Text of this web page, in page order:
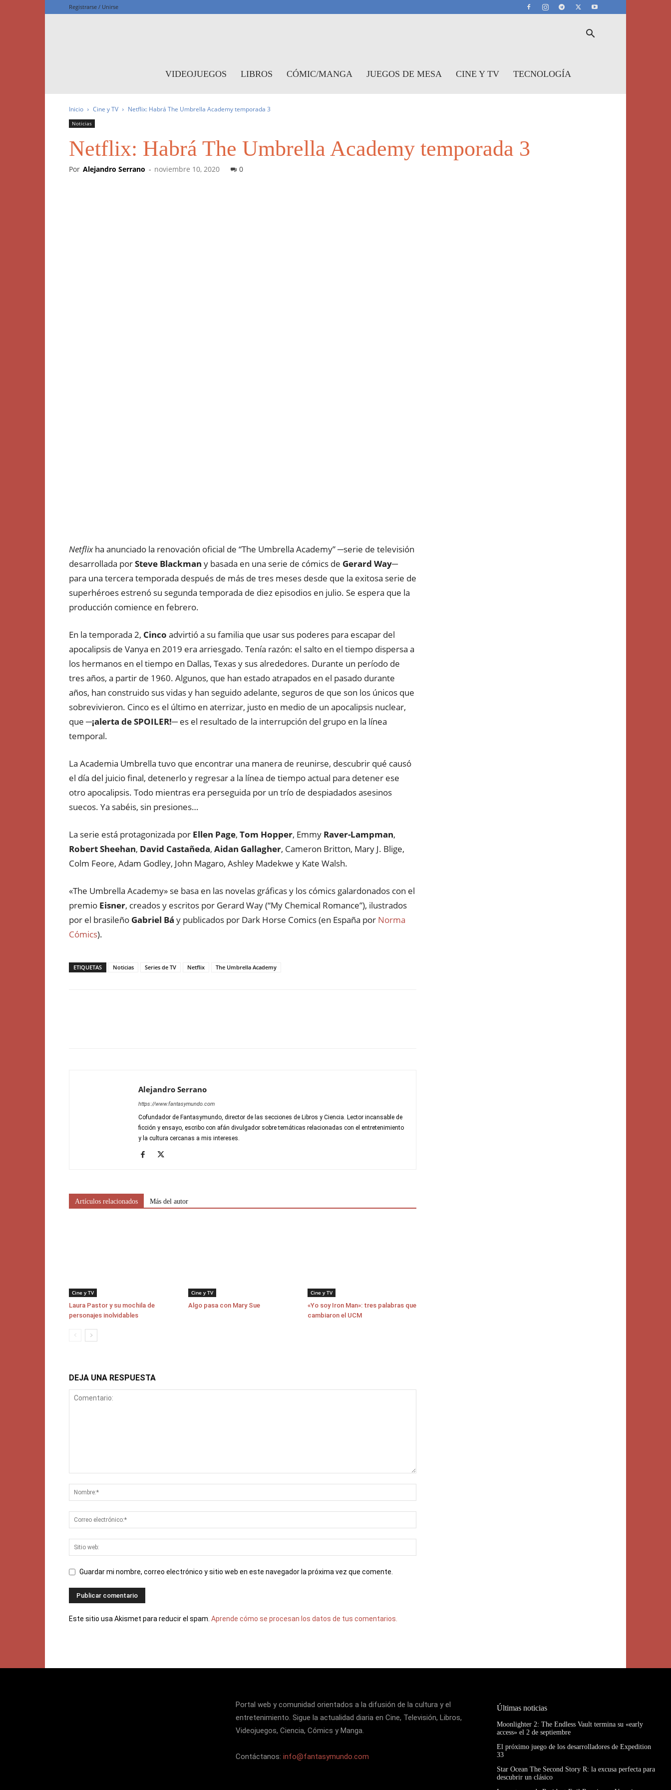
Registrarse / Unirse
VIDEOJUEGOS LIBROS CÓMIC/MANGA JUEGOS DE MESA CINE Y TV TECNOLOGÍA
Inicio Cine y TV Netflix: Habrá The Umbrella Academy temporada 3
Noticias
Netflix: Habrá The Umbrella Academy temporada 3
Por Alejandro Serrano - noviembre 10, 2020 0
Netflixha anunciado la renovación oficial de “The Umbrella Academy” ─serie de televisión
desarrollada porSteve Blackman y basada en una serie de cómics de Gerard Way─
para una tercera temporada después de más de tres meses desde que la exitosa serie de
superhéroes estrenó su segunda temporada de diez episodios en julio. Se espera que la
producción comience en febrero.
En la temporada 2, Cinco advirtió a su familia que usar sus poderes para escapar del
apocalipsis de Vanya en 2019 era arriesgado. Tenía razón: el salto en el tiempo dispersa a
los hermanos en el tiempo en Dallas, Texas y sus alrededores. Durante un período de
tres años, a partir de 1960. Algunos, que han estado atrapados en el pasado durante
años, han construido sus vidas y han seguido adelante, seguros de que son los únicos que
sobrevivieron. Cinco es el último en aterrizar, justo en medio de un apocalipsis nuclear,
que ─¡alerta de SPOILER!─ es el resultado de la interrupción del grupo en la línea
temporal.
La Academia Umbrella tuvo que encontrar una manera de reunirse, descubrir qué causó
el día del juicio final, detenerlo y regresar a la línea de tiempo actual para detener ese
otro apocalipsis. Todo mientras era perseguida por un trío de despiadados asesinos
suecos. Ya sabéis, sin presiones…
La serie está protagonizada por Ellen Page, Tom Hopper, Emmy Raver-Lampman,
Robert Sheehan, David Castañeda, Aidan Gallagher, Cameron Britton, Mary J. Blige,
Colm Feore, Adam Godley, John Magaro, Ashley Madekwe y Kate Walsh.
«The Umbrella Academy» se basa en las novelas gráficas y los cómics galardonados con el
premio Eisner, creados y escritos por Gerard Way (“My Chemical Romance”), ilustrados
por el brasileño Gabriel Bá y publicados por Dark Horse Comics (en España por Norma
Cómics).
ETIQUETAS Noticias Series de TV Netflix The Umbrella Academy
Alejandro Serrano
https://www.fantasymundo.com
Cofundador de Fantasymundo, director de las secciones de Libros y Ciencia. Lector incansable de
ficción y ensayo, escribo con afán divulgador sobre temáticas relacionadas con el entretenimiento
y la cultura cercanas a mis intereses.
Artículos relacionados Más del autor
Cine y TV
Laura Pastor y su mochila de
personajes inolvidables
Cine y TV
Algo pasa con Mary Sue
Cine y TV
«Yo soy Iron Man»: tres palabras que
cambiaron el UCM
DEJA UNA RESPUESTA
Guardar mi nombre, correo electrónico y sitio web en este navegador la próxima vez que comente.
Este sitio usa Akismet para reducir el spam. Aprende cómo se procesan los datos de tus comentarios.
Portal web y comunidad orientados a la difusión de la cultura y el
entretenimiento. Sigue la actualidad diaria en Cine, Televisión, Libros,
Videojuegos, Ciencia, Cómics y Manga.
Contáctanos: info@fantasymundo.com
Últimas noticias
Moonlighter 2: The Endless Vault termina su «early
access» el 2 de septiembre
El próximo juego de los desarrolladores de Expedition
33
Star Ocean The Second Story R: la excusa perfecta para
descubrir un clásico